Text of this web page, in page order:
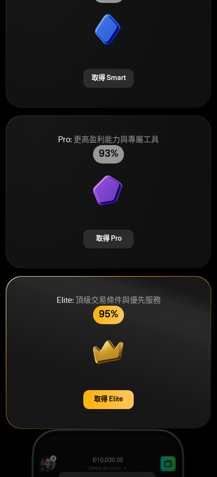
取得 Smart
Pro: 更高盈利能力與專屬工具
93%
取得 Pro
Elite:頂級交易條件與優先服務
95%
取得 Elite